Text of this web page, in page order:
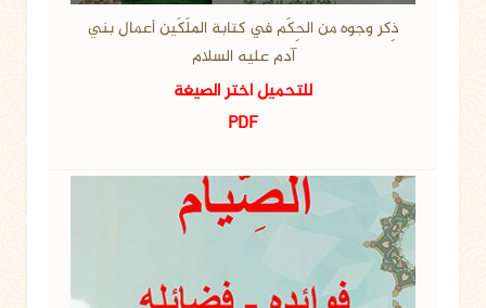
ذِكر وجوه من الحِكَم في كتابة الملَكَين أعمال بني
آدم عليه السلام
للتحميل اختر الصيغة
PDF